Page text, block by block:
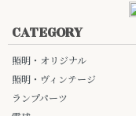
CATEGORY
照明・オリジナル
照明・ヴィンテージ
ランプパーツ